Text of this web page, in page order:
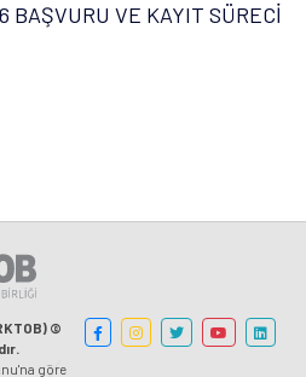
BAŞVURU VE KAYIT SÜRECİ
©
göre